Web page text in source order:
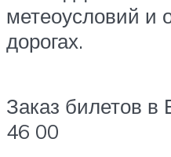
метеоусловий и
дорогах.
Заказ билетов в
46 00